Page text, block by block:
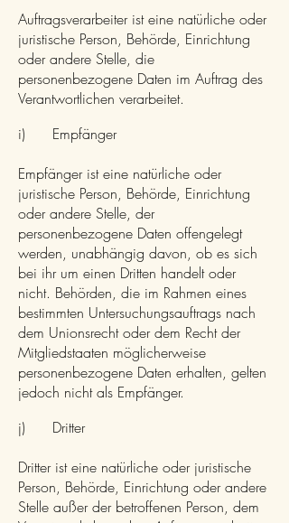
Auftragsverarbeiter ist eine natürliche oder
juristische Person, Behörde, Einrichtung
oder andere Stelle, die
personenbezogene Daten im Auftrag des
Verantwortlichen verarbeitet.
i) Empfänger
Empfänger ist eine natürliche oder
juristische Person, Behörde, Einrichtung
oder andere Stelle, der
personenbezogene Daten offengelegt
werden, unabhängig davon, ob es sich
bei ihr um einen Dritten handelt oder
nicht. Behörden, die im Rahmen eines
bestimmten Untersuchungsauftrags nach
dem Unionsrecht oder dem Recht der
Mitgliedstaaten möglicherweise
personenbezogene Daten erhalten, gelten
jedoch nicht als Empfänger.
j) Dritter
Dritter ist eine natürliche oder juristische
Person, Behörde, Einrichtung oder andere
Stelle außer der betroffenen Person, dem